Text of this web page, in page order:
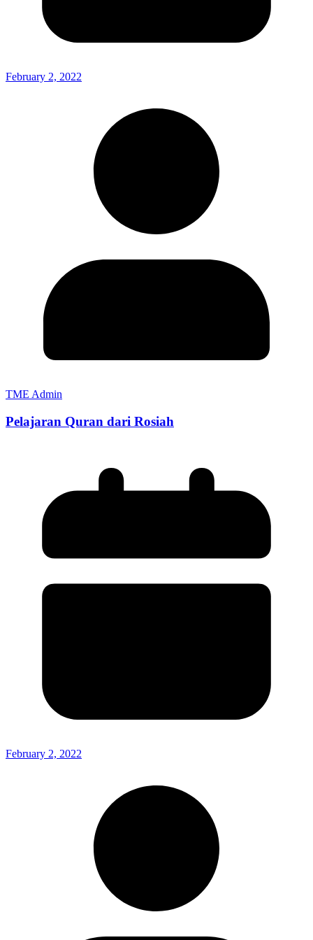
February 2, 2022
TME Admin
Pelajaran Quran dari Rosiah
February 2, 2022